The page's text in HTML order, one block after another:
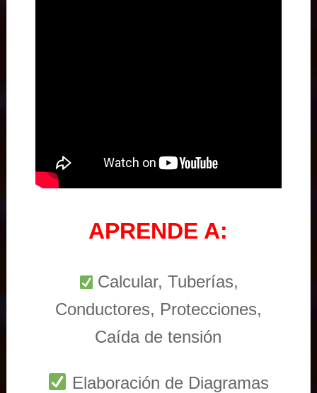
APRENDE A:
Calcular, Tuberías,
Conductores, Protecciones,
Caída de tensión
Elaboración de Diagramas